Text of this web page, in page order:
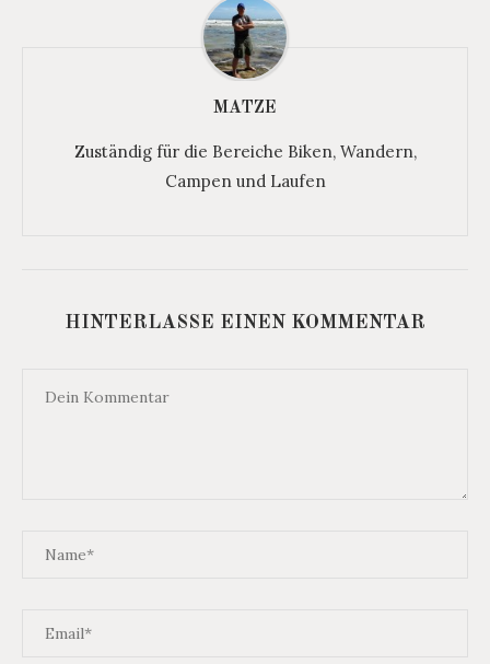
MATZE
Zuständig für die Bereiche Biken, Wandern,
Campen und Laufen
HINTERLASSE EINEN KOMMENTAR